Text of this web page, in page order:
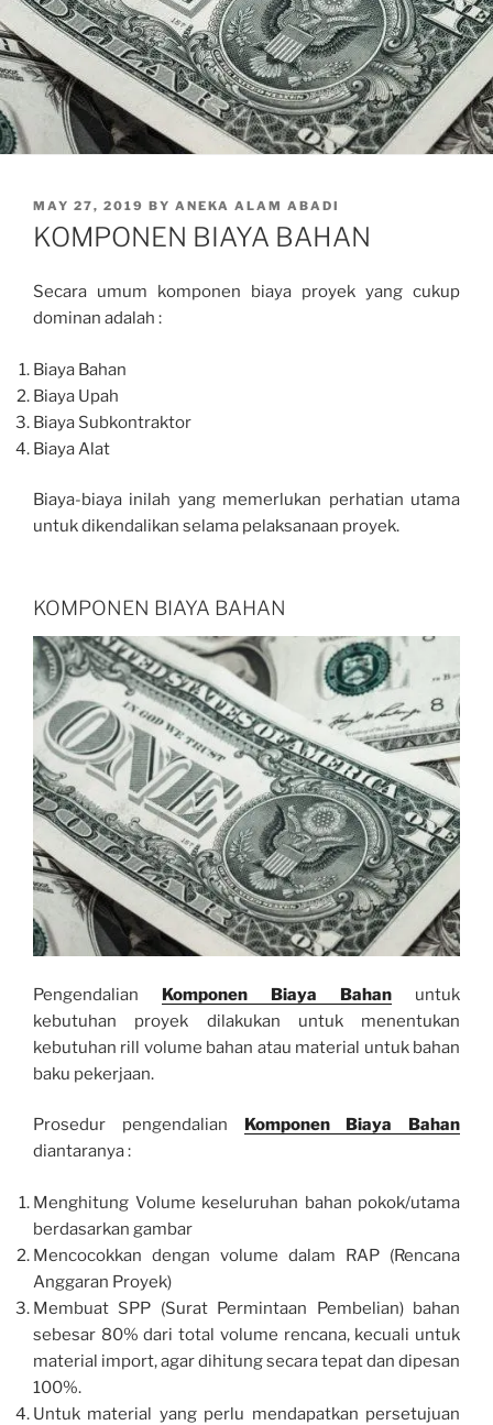
POSTED
ON
MAY 27, 2019 BY ANEKA ALAM ABADI
KOMPONEN BIAYA BAHAN
Secara umum komponen biaya proyek yang cukup
dominan adalah :
Biaya Bahan
Biaya Upah
Biaya Subkontraktor
Biaya Alat
Biaya-biaya inilah yang memerlukan perhatian utama
untuk dikendalikan selama pelaksanaan proyek.
KOMPONEN BIAYA BAHAN
Pengendalian Komponen Biaya Bahan untuk
kebutuhan proyek dilakukan untuk menentukan
kebutuhan rill volume bahan atau material untuk bahan
baku pekerjaan.
Prosedur pengendalian Komponen Biaya Bahan
diantaranya :
Menghitung Volume keseluruhan bahan pokok/utama
berdasarkan gambar
Mencocokkan dengan volume dalam RAP (Rencana
Anggaran Proyek)
Membuat SPP (Surat Permintaan Pembelian) bahan
sebesar 80% dari total volume rencana, kecuali untuk
material import, agar dihitung secara tepat dan dipesan
100%.
Untuk material yang perlu mendapatkan persetujuan